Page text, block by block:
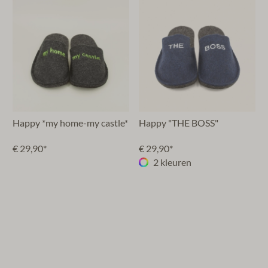
Happy *my home-my castle*
€ 29,90*
Happy "THE BOSS"
€ 29,90*
2 kleuren